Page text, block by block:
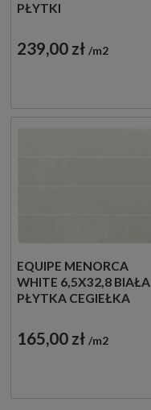
PŁYTKI
IMITUJĄCE LAMELE
239,00 zł m2
EQUIPE MENORCA
WHITE 6,5X32,8 BIAŁA
PŁYTKA CEGIEŁKA
165,00 zł m2